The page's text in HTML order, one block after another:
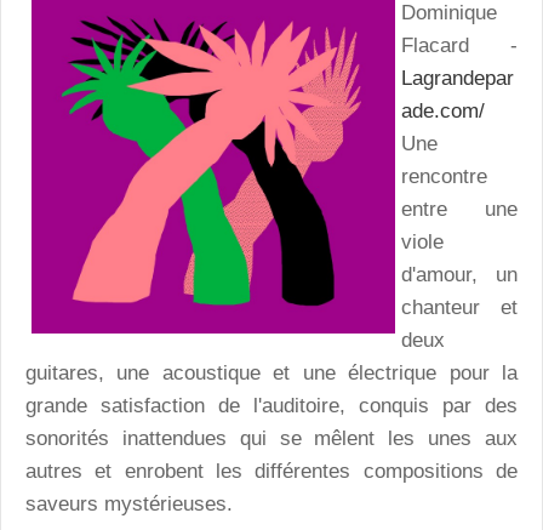
Dominique
Flacard -
Lagrandepar
ade.com/
Une
rencontre
entre une
viole
d'amour, un
chanteur et
deux
guitares, une acoustique et une électrique pour la
grande satisfaction de l'auditoire, conquis par des
sonorités inattendues qui se mêlent les unes aux
autres et enrobent les différentes compositions de
saveurs mystérieuses.